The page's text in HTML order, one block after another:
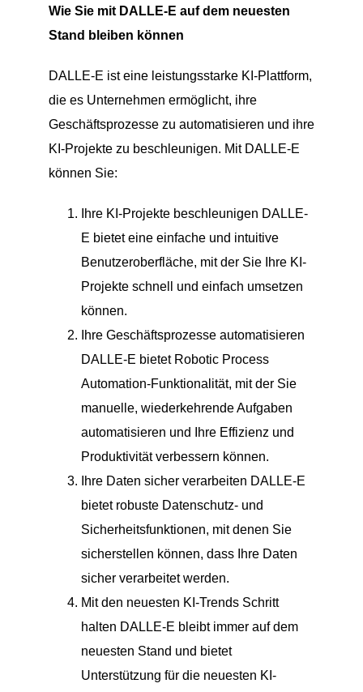
Wie Sie mit DALLE-E auf dem neuesten
Stand bleiben können
DALLE-E ist eine leistungsstarke KI-Plattform,
die es Unternehmen ermöglicht, ihre
Geschäftsprozesse zu automatisieren und ihre
KI-Projekte zu beschleunigen. Mit DALLE-E
können Sie:
Ihre KI-Projekte beschleunigen DALLE-
E bietet eine einfache und intuitive
Benutzeroberfläche, mit der Sie Ihre KI-
Projekte schnell und einfach umsetzen
können.
Ihre Geschäftsprozesse automatisieren
DALLE-E bietet Robotic Process
Automation-Funktionalität, mit der Sie
manuelle, wiederkehrende Aufgaben
automatisieren und Ihre Effizienz und
Produktivität verbessern können.
Ihre Daten sicher verarbeiten DALLE-E
bietet robuste Datenschutz- und
Sicherheitsfunktionen, mit denen Sie
sicherstellen können, dass Ihre Daten
sicher verarbeitet werden.
Mit den neuesten KI-Trends Schritt
halten DALLE-E bleibt immer auf dem
neuesten Stand und bietet
Unterstützung für die neuesten KI-